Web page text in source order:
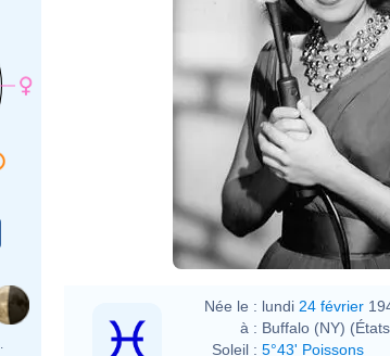
Née le : lundi 24 février
à : Buffalo (NY)
Soleil : 5°43' Poissons